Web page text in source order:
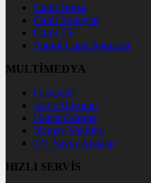
Canlı Borsa
Canlı Sonuçlar
Canlı TV
Futbol Canlı Sonuçlar
MULTİMEDYA
Gazeteler
Hava Durumu
Haber Gönder
Namaz Vakitleri
TV Yayın Akışları
HIZLI SERVİS